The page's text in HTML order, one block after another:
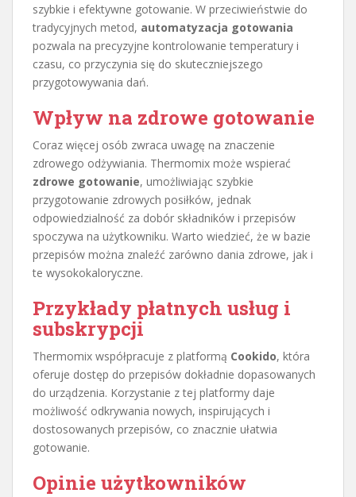
szybkie i efektywne gotowanie. W przeciwieństwie do
tradycyjnych metod, automatyzacja gotowania
pozwala na precyzyjne kontrolowanie temperatury i
czasu, co przyczynia się do skuteczniejszego
przygotowywania dań.
Wpływ na zdrowe gotowanie
Coraz więcej osób zwraca uwagę na znaczenie
zdrowego odżywiania. Thermomix może wspierać
zdrowe gotowanie, umożliwiając szybkie
przygotowanie zdrowych posiłków, jednak
odpowiedzialność za dobór składników i przepisów
spoczywa na użytkowniku. Warto wiedzieć, że w bazie
przepisów można znaleźć zarówno dania zdrowe, jak i
te wysokokaloryczne.
Przykłady płatnych usług i
subskrypcji
Thermomix współpracuje z platformą Cookido, która
oferuje dostęp do przepisów dokładnie dopasowanych
do urządzenia. Korzystanie z tej platformy daje
możliwość odkrywania nowych, inspirujących i
dostosowanych przepisów, co znacznie ułatwia
gotowanie.
Opinie użytkowników